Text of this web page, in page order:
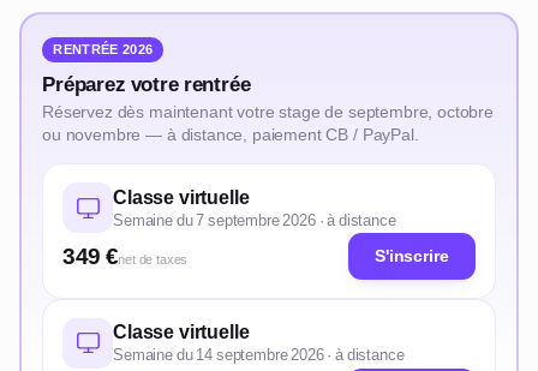
RENTRÉE 2026
Préparez votre rentrée
Réservez dès maintenant votre stage de septembre, octobre
ou novembre — à distance, paiement CB / PayPal.
Classe virtuelle
Semaine du 7 septembre 2026 · à distance
349 €net de taxes S'inscrire
Classe virtuelle
Semaine du 14 septembre 2026 · à distance